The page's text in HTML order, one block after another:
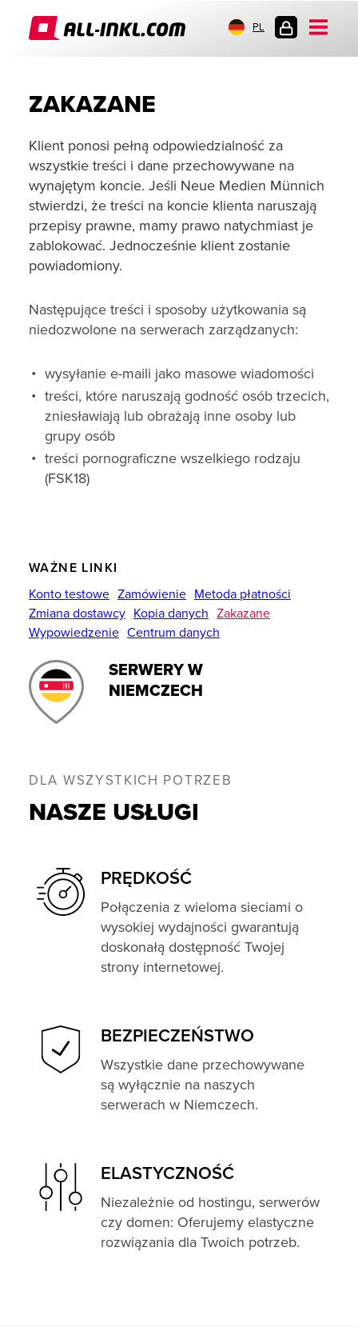
PL
ZAKAZANE
Klient ponosi pełną odpowiedzialność za
wszystkie treści i dane przechowywane na
wynajętym koncie. Jeśli Neue Medien Münnich
stwierdzi, że treści na koncie klienta naruszają
przepisy prawne, mamy prawo natychmiast je
zablokować. Jednocześnie klient zostanie
powiadomiony.
Następujące treści i sposoby użytkowania są
niedozwolone na serwerach zarządzanych:
wysyłanie e-maili jako masowe wiadomości
treści, które naruszają godność osób trzecich,
zniesławiają lub obrażają inne osoby lub
grupy osób
treści pornograficzne wszelkiego rodzaju
(FSK18)
WAŻNE LINKI
Konto testowe Zamówienie Metoda płatności
Zmiana dostawcy Kopia danych Zakazane
Wypowiedzenie Centrum danych
SERWERY W
NIEMCZECH
DLA WSZYSTKICH POTRZEB
NASZE USŁUGI
PRĘDKOŚĆ
Połączenia z wieloma sieciami o
wysokiej wydajności gwarantują
doskonałą dostępność Twojej
strony internetowej.
BEZPIECZEŃSTWO
Wszystkie dane przechowywane
są wyłącznie na naszych
serwerach w Niemczech.
ELASTYCZNOŚĆ
Niezależnie od hostingu, serwerów
czy domen: Oferujemy elastyczne
rozwiązania dla Twoich potrzeb.